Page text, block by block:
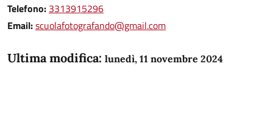
Telefono: 3313915296
Email:scuolafotografando@gmail.com
Ultima modifica: lunedì, 11 novembre 2024